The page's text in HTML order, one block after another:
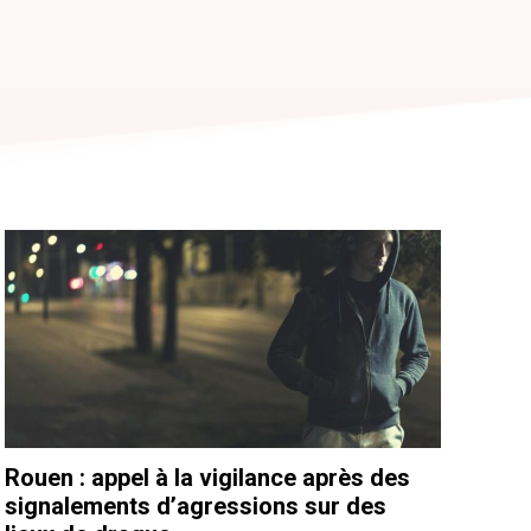
Rouen : appel à la vigilance après des
signalements d’agressions sur des